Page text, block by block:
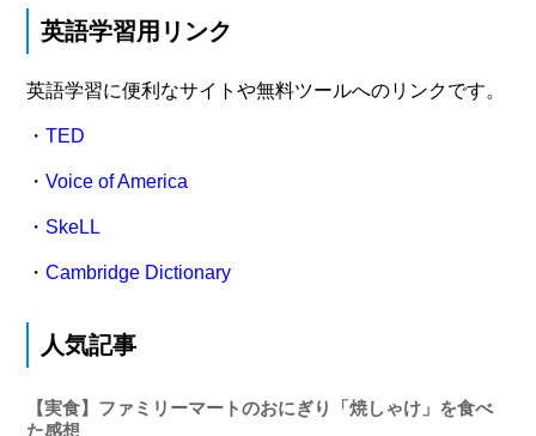
英語学習用リンク
英語学習に便利なサイトや無料ツールへのリンクです。
・TED
・Voice of America
・ SkeLL
・Cambridge Dictionary
人気記事
【実食】ファミリーマートのおにぎり「焼しゃけ」を食べ
た感想